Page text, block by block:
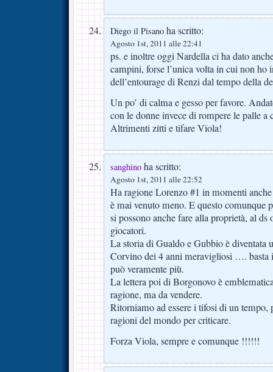
Diego il Pisano ha scritto:
Agosto 1st, 2011 alle 22:41
ps. e inoltre oggi Nardella ci ha dato
campini, forse l’unica volta in cui non ho
dell’entourage di Renzi dal tempo della
Un po’ di calma e gesso per favore.
con le donne invece di rompere le palle a
Altrimenti zitti e tifare Viola!
sanghino ha scritto:
Agosto 1st, 2011 alle 22:52
Ha ragione Lorenzo #1 in momenti
è mai venuto meno. E questo comunque
si possono anche fare alla proprietà, al ds
giocatori.
La storia di Gualdo e Gubbio è diventata
Corvino dei 4 anni meravigliosi …. basta
può veramente più.
La lettera poi di Borgonovo è
ragione, ma da vendere.
Ritorniamo ad essere i tifosi di un tempo,
ragioni del mondo per criticare.
Forza Viola, sempre e comunque !!!!!!